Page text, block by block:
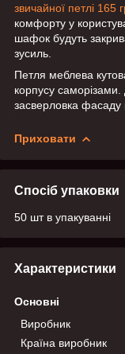
звичайної петлі 165
комфорту у
шафок будуть
зусиль.
Петля меблева
корпусу
засверловка фасаду
Приховати
Спосіб упаковки
50 шт в упакуванні
Характеристики
Основні
Виробник
Країна виробник